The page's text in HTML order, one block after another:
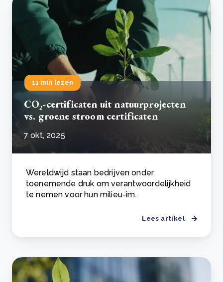
11 min lezen
CO₂-certificaten uit natuurprojecten
vs. groene stroom certificaten
7 okt, 2025
Wereldwijd staan bedrijven onder
toenemende druk om verantwoordelijkheid
te nemen voor hun milieu-im..
Lees artikel